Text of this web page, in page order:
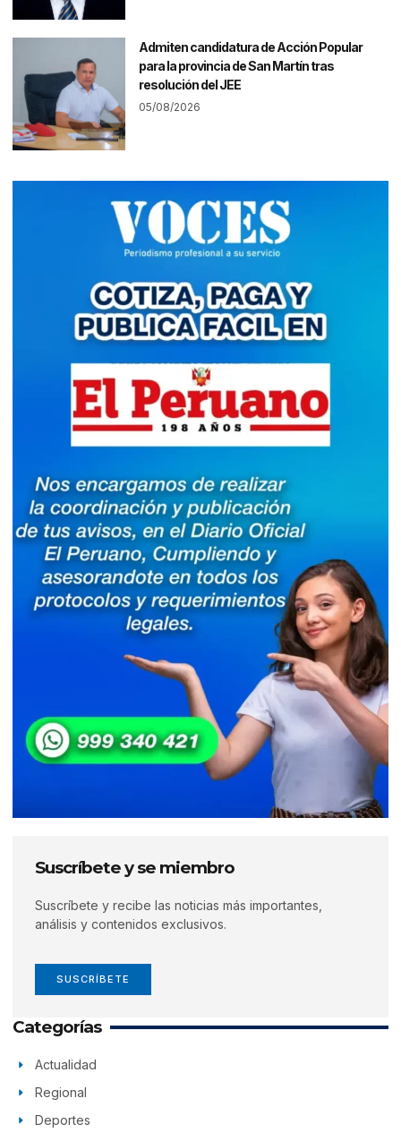
Admiten candidatura de Acción Popular
para la provincia de San Martín tras
resolución del JEE
05/08/2026
Suscríbete y se miembro
Suscríbete y recibe las noticias más importantes,
análisis y contenidos exclusivos.
SUSCRÍBETE
Categorías
Actualidad
Regional
Deportes